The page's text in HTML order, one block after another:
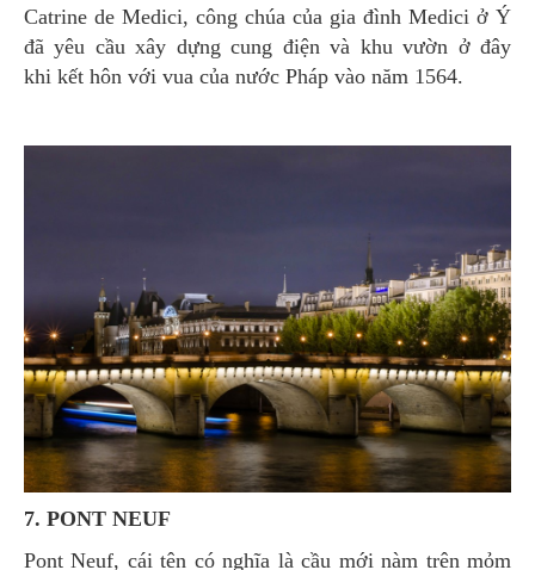
Catrine de Medici, công chúa của gia đình Medici ở Ý
đã yêu cầu xây dựng cung điện và khu vườn ở đây
khi kết hôn với vua của nước Pháp vào năm 1564.
7. PONT NEUF
Pont Neuf, cái tên có nghĩa là cầu mới nàm trên mỏm